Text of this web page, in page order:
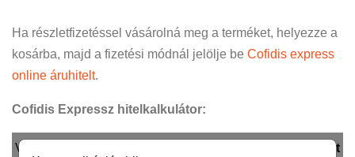
Ha részletfizetéssel vásárolná meg a terméket, helyezze a
kosárba, majd a fizetési módnál jelölje be Cofidis express
online áruhitelt.
Cofidis Expressz hitelkalkulátor: